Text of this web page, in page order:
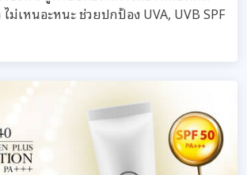
ม่เหนอะหนะ ช่วยปกป้อง UVA, UVB SPF